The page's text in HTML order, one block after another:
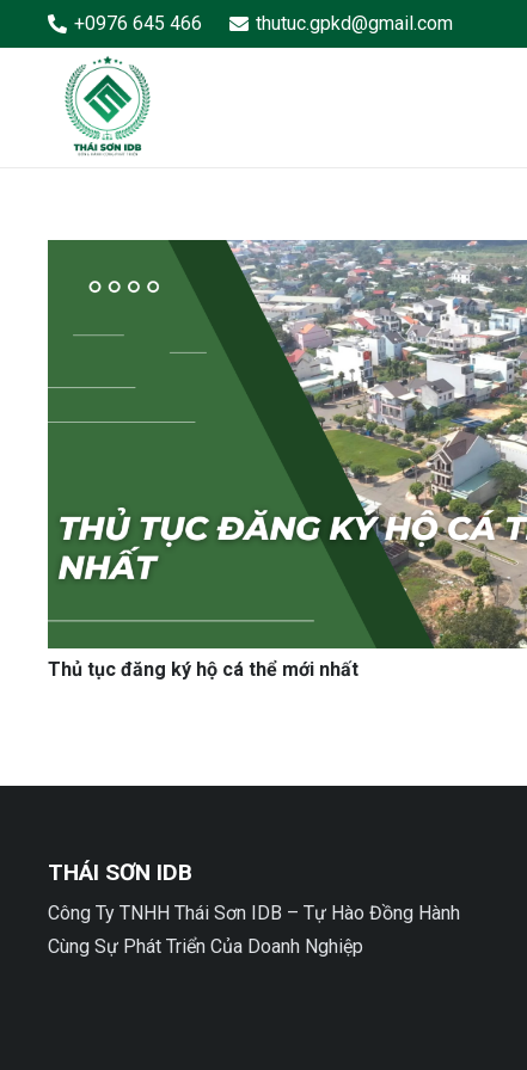
+0976 645 466 thutuc.gpkd@gmail.com
Thủ tục đăng ký hộ cá thể mới nhất
THÁI SƠN IDB
Công Ty TNHH Thái Sơn IDB – Tự Hào Đồng Hành
Cùng Sự Phát Triển Của Doanh Nghiệp